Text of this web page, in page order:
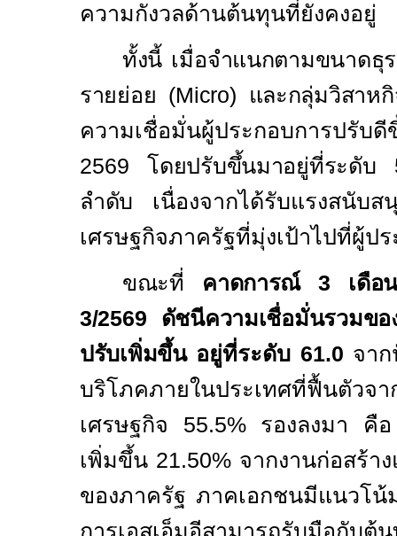
ความกังวลด้านต้นทุนที่ยังคงอยู่
ทั้งนี้ เมื่อจำแนกตามขนาดธุ
รายย่อย (Micro) และกลุ่มวิสาห
ความเชื่อมั่นผู้ประกอบการปรับดี
2569
โดยปรับขึ้นมาอยู่ที่ระดับ
ลำดับ เนื่องจากได้รับแรงสนับ
เศรษฐกิจภาครัฐที่มุ่งเป้าไปที่ผู้ป
ขณะที่ คาดการณ์3 เดือ
3/2569
ดัชนีความเชื่อมั่นรวมขอ
ปรับเพิ่มขึ้นอยู่ที่ระดับ 61.0 จา
บริโภคภายในประเทศที่ฟื้นตัวจ
เศรษฐกิจ 55.5% รองลงมา คื
เพิ่มขึ้น 21.50% จากงานก่อสร้า
ของภาครัฐ ภาคเอกชนมีแนวโ
การเอสเอ็มอีสามารถรับมือกับต้